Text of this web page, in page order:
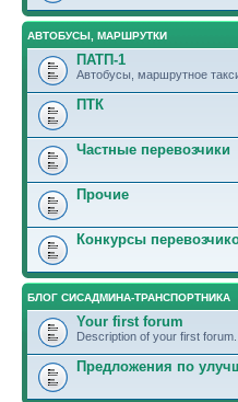
АВТОБУСЫ, МАРШРУТКИ
ПАТП-1
Автобусы, маршрутное
ПТК
Частные перевозчики
Прочие
Конкурсы
БЛОГ СИСАДМИНА-ТРАНСПОРТНИКА
Your first forum
Description of your first forum.
Предложения по